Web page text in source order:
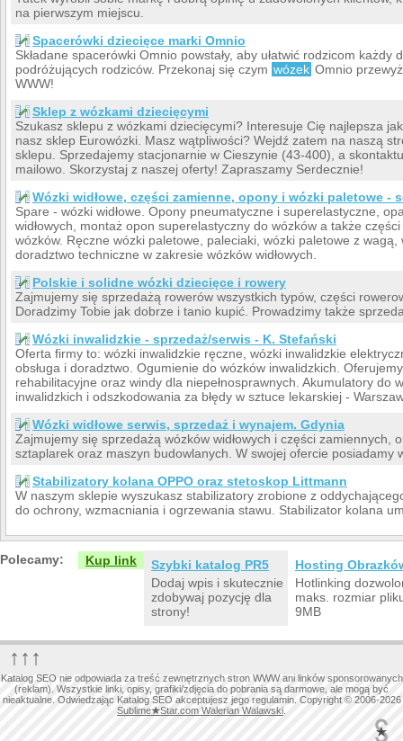
na pierwszym miejscu.
Spacerówki dziecięce marki Omnio
Składane spacerówki Omnio powstały, aby ułatwić rodzicom każdy
podróżujących rodziców. Przekonaj się czym wózek Omnio
WWW!
Sklep z wózkami dziecięcymi
Szukasz sklepu z wózkami dziecięcymi? Interesuje Cię najlepsza
nasz sklep Eurowózki. Masz wątpliwości? Wejdź zatem na naszą
sklepu. Sprzedajemy stacjonarnie w Cieszynie (43-400), a
mailowo. Skorzystaj z naszej oferty! Zapraszamy Serdecznie!
Wózki widłowe, części zamienne, opony i wózki paletowe -
Spare - wózki widłowe. Opony pneumatyczne i superelastyczne,
widłowych, montaż opon superelastyczny do wózków a także
wózków. Ręczne wózki paletowe, paleciaki, wózki paletowe z
doradztwo techniczne w zakresie wózków widłowych.
Polskie i solidne wózki dziecięce i rowery
Zajmujemy się sprzedażą rowerów wszystkich typów, części
Doradzimy Tobie jak dobrze i tanio kupić. Prowadzimy także
Wózki inwalidzkie - sprzedaż/serwis - K. Stefański
Oferta firmy to: wózki inwalidzkie ręczne, wózki inwalidzkie
obsługa i doradztwo. Ogumienie do wózków inwalidzkich.
rehabilitacyjne oraz windy dla niepełnosprawnych. Akumulatory do
inwalidzkich i odszkodowania za błędy w sztuce lekarskiej -
Wózki widłowe serwis, sprzedaż i wynajem. Gdynia
Zajmujemy się sprzedażą wózków widłowych i części zamiennych,
sztaplarek oraz maszyn budowlanych. W swojej ofercie posiadamy
Stabilizatory kolana OPPO oraz stetoskop Littmann
W naszym sklepie wyszukasz stabilizatory zrobione z
do ochrony, wzmacniania i ogrzewania stawu. Stabilizator kolana
Polecamy: Kup link
Szybki katalog PR5
Dodaj wpis i skutecznie
zdobywaj pozycję dla
strony!
Hosting
Hotlinking
maks. rozmiar
9MB
↑↑↑
Katalog SEO nie odpowiada za treść zewnętrznych stron WWW ani linków sponsorowanych
(reklam). Wszystkie linki, opisy, grafiki/zdjęcia do pobrania są darmowe, ale mogą być
nieaktualne. Odwiedzając Katalog SEO akceptujesz jego regulamin. Copyright © 2006-2026
Sublime★Star.com Walerian Walawski